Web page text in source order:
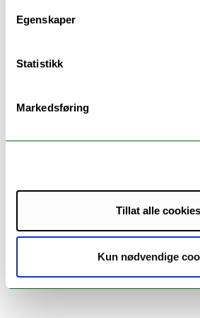
Egenskaper
Statistikk
Markedsføring
Tillat alle cookies
Kun nødvendige
Roswitha Skare